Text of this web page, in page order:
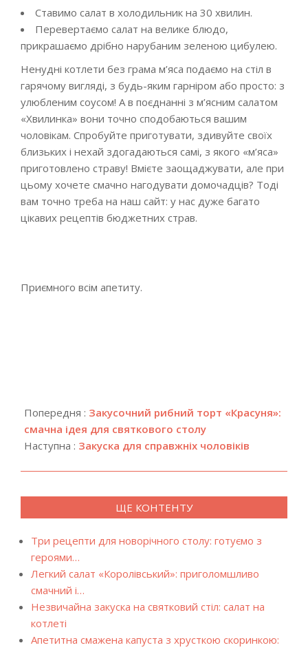
Ставимо салат в холодильник на 30 хвилин.
Перевертаємо салат на велике блюдо,
прикрашаємо дрібно нарубаним зеленою цибулею.
Ненудні котлети без грама м’яса подаємо на стіл в
гарячому вигляді, з будь-яким гарніром або просто: з
улюбленим соусом! А в поєднанні з м’ясним салатом
«Хвилинка» вони точно сподобаються вашим
чоловікам. Спробуйте приготувати, здивуйте своїх
близьких і нехай здогадаються самі, з якого «м’яса»
приготовлено страву! Вмієте заощаджувати, але при
цьому хочете смачно нагодувати домочадців? Тоді
вам точно треба на наш сайт: у нас дуже багато
цікавих рецептів бюджетних страв.
Приємного всім апетиту.
08-
01
Попередня : Закусочний рибний торт «Красуня»:
смачна ідея для святкового столу
Наступна : Закуска для справжніх чоловіків
ЩЕ КОНТЕНТУ
Три рецепти для новорічного столу: готуємо з
героями…
Легкий салат «Королівський»: приголомшливо
смачний і…
Незвичайна закуска на святковий стіл: салат на
котлеті
Апетитна смажена капуста з хрусткою скоринкою: